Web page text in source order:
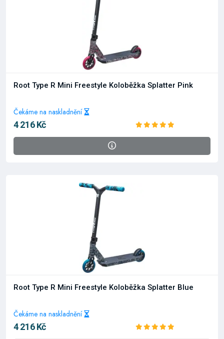
Root Type R Mini Freestyle Koloběžka Splatter Pink
Čekáme na naskladnění
4 216 Kč
Root Type R Mini Freestyle Koloběžka Splatter Blue
Čekáme na naskladnění
4 216 Kč